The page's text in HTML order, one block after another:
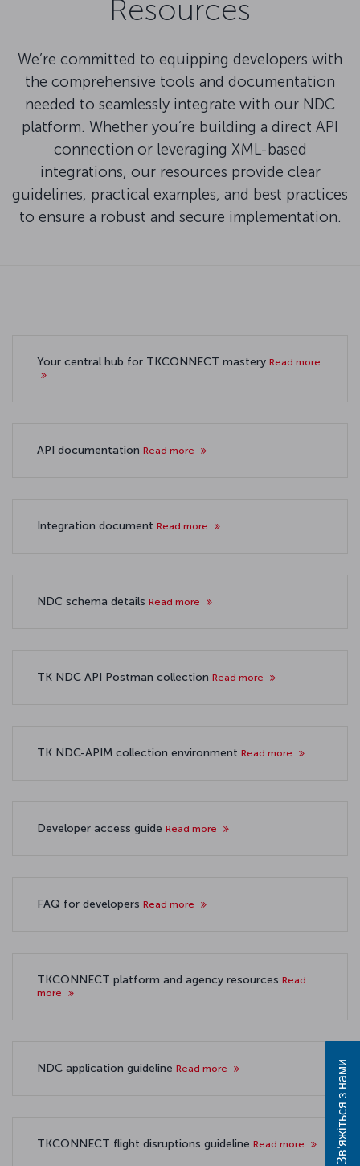
Resources
We’re committed to equipping developers with
the comprehensive tools and documentation
needed to seamlessly integrate with our NDC
platform. Whether you’re building a direct API
connection or leveraging XML-based
integrations, our resources provide clear
guidelines, practical examples, and best practices
to ensure a robust and secure implementation.
Your central hub for TKCONNECT mastery Read more
API documentation Read more
Integration document Read more
NDC schema details Read more
TK NDC API Postman collection Read more
TK NDC-APIM collection environment Read more
Developer access guide Read more
FAQ for developers Read more
TKCONNECT platform and agency resources Read
more
NDC application guideline Read more
TKCONNECT flight disruptions guideline Read more Зв’яжіться з нами